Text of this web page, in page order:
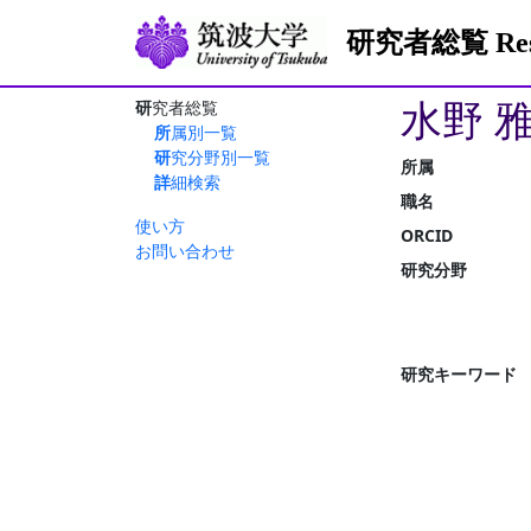
研究者総覧
研究者総覧
所属別一覧
研究分野別一覧
詳細検索
使い方
お問い合わせ
水野
所属
職名
ORCID
研究分野
研究キーワード